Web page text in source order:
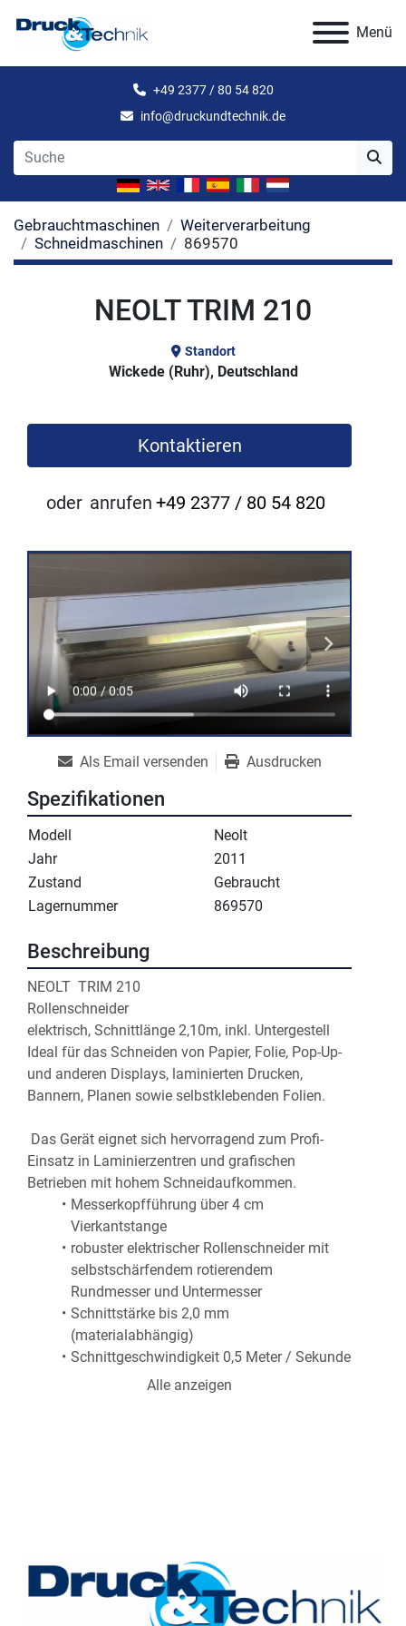
Menü
+49 2377 / 80 54 820
info@druckundtechnik.de
Gebrauchtmaschinen
Weiterverarbeitung
Schneidmaschinen
869570
NEOLT TRIM 210
Standort
Wickede (Ruhr), Deutschland
Kontaktieren
oder anrufen +49 2377 / 80 54 820
Als Email versenden Ausdrucken
Spezifikationen
Modell
Neolt
Jahr
2011
Zustand
Gebraucht
Lagernummer
869570
Beschreibung
NEOLT  TRIM 210
Rollenschneider
elektrisch, Schnittlänge 2,10m, inkl. Untergestell
Ideal für das Schneiden von Papier, Folie, Pop-Up-
und anderen Displays, laminierten Drucken,
Bannern, Planen sowie selbstklebenden Folien.
Einsatz in Laminierzentren und grafischen
Betrieben mit hohem Schneidaufkommen.
Messerkopfführung über 4 cm
Vierkantstange
robuster elektrischer Rollenschneider mit
selbstschärfendem rotierendem
Rundmesser und Untermesser
Schnittstärke bis 2,0 mm
(materialabhängig)
Schnittgeschwindigkeit 0,5 Meter / Sekunde
bei Papier, Vinyl und Banner
Schneidgut während des Schneidens
automatisch angepresst wird
Schnittkante beleuchtet
Alle anzeigen